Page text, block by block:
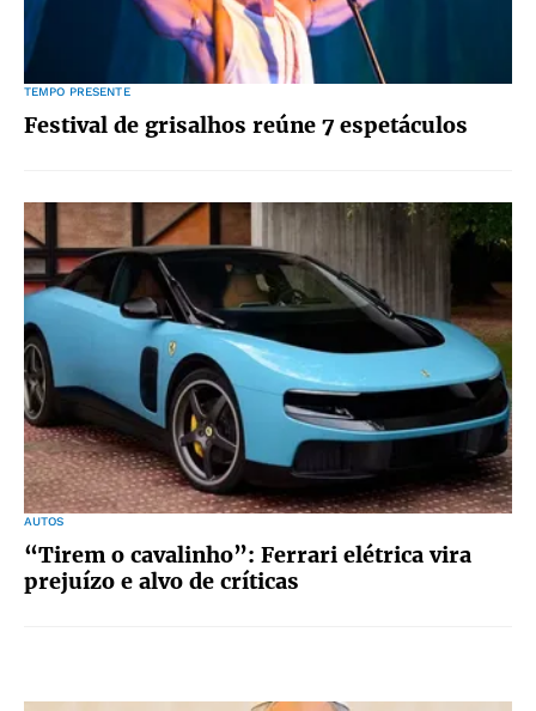
TEMPO PRESENTE
Festival de grisalhos reúne 7 espetáculos
AUTOS
“Tirem o cavalinho”: Ferrari elétrica vira
prejuízo e alvo de críticas